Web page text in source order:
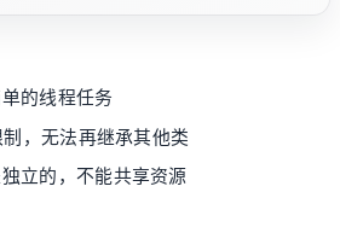
的线程任务
，无法再继承其他类
立的，不能共享资源